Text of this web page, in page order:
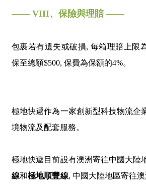
—— VIII、保險與理賠 ——
包裹若有遺失或破損, 每箱理賠上限
保至總額$500, 保費為保額的4%。
極地快遞作為一家創新型科技物流企
境物流及配套服務。
極地快遞目前設有澳洲寄往中國大陸
線和極地順豐線, 中國大陸地區寄往澳